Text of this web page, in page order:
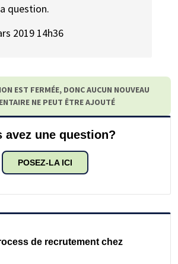
question.
2019 14h36
EST FERMÉE, DONC AUCUN NOUVEAU
NE PEUT ÊTRE AJOUTÉ
avez une question?
POSEZ-LA ICI
de recrutement chez